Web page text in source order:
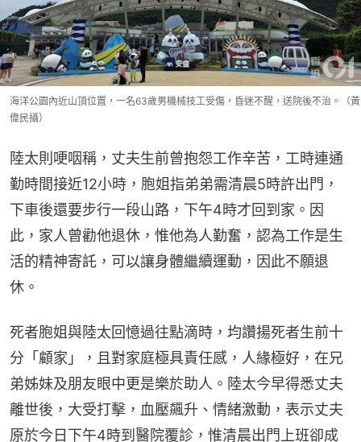
海洋公園內近山頂位置，一名63歲男機械技工受傷，昏迷不醒，送院後不治。（黃
偉民攝）
陸太則哽咽稱，丈夫生前曾抱怨工作辛苦，工時連通
勤時間接近12小時，胞姐指弟弟需清晨5時許出門，
下車後還要步行一段山路，下午4時才回到家。因
此，家人曾勸他退休，惟他為人勤奮，認為工作是生
活的精神寄託，可以讓身體繼續運動，因此不願退
休。
死者胞姐與陸太回憶過往點滴時，均讚揚死者生前十
分「顧家」，且對家庭極具責任感，人緣極好，在兄
弟姊妹及朋友眼中更是樂於助人。陸太今早得悉丈夫
離世後，大受打擊，血壓飆升、情緒激動，表示丈夫
原於今日下午4時到醫院覆診，惟清晨出門上班卻成